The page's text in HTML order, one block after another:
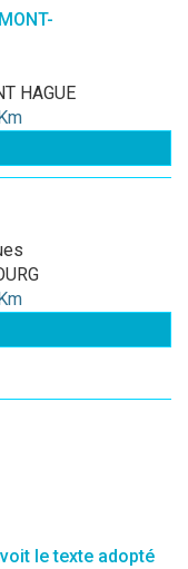
HAGUE
le texte adopté